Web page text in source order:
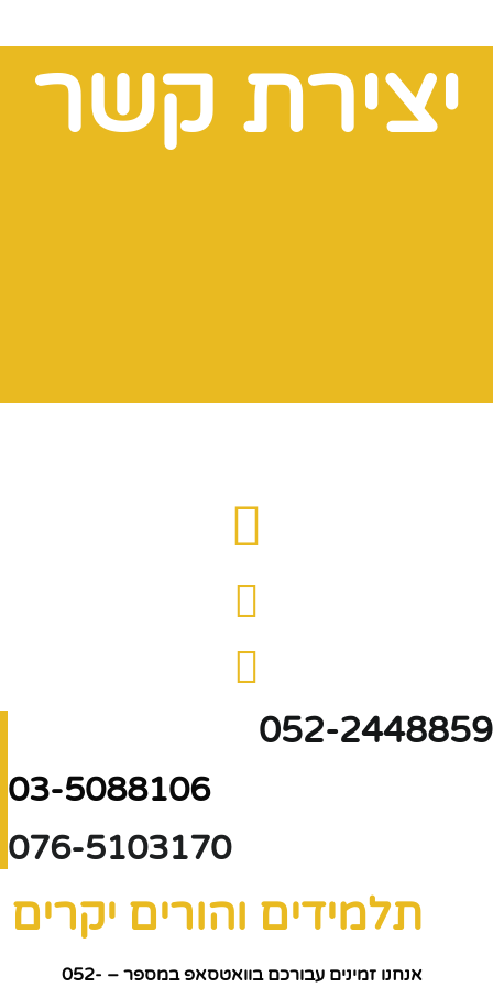
יצירת קשר
052-2448859
03-5088106
076-5103170
תלמידים והורים יקרים
אנחנו זמינים עבורכם בוואטסאפ במספר – 052-